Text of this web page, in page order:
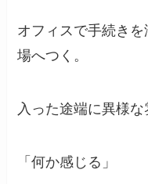
オフィスで手続き
場へつく。
入った途端に異様な
「何か感じる」